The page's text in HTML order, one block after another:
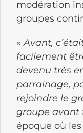
modération
groupes
«Avant,
facilement
devenu très
parrainage,
rejoindre le
groupe avant
époque où